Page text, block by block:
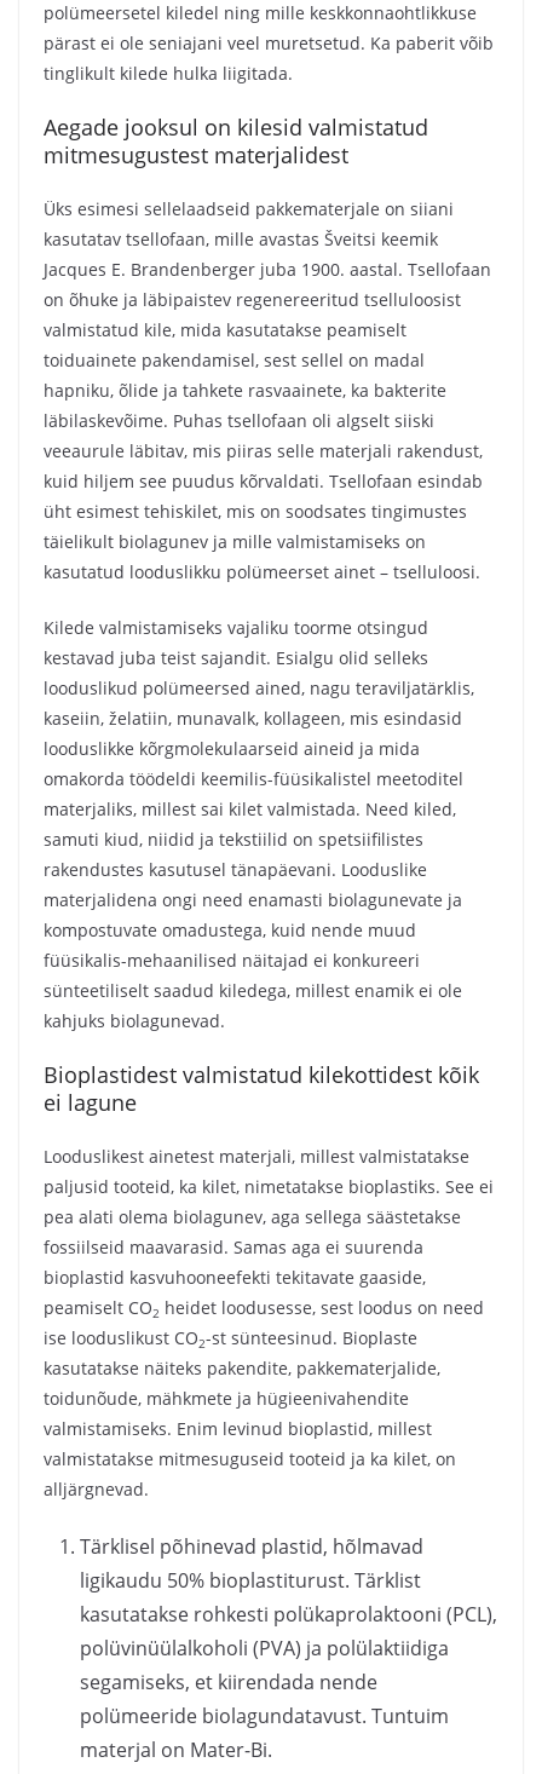
polümeersetel kiledel ning mille keskkonnaohtlikkuse
pärast ei ole seniajani veel muretsetud. Ka paberit võib
tinglikult kilede hulka liigitada.
Aegade jooksul on kilesid valmistatud
mitmesugustest materjalidest
Üks esimesi sellelaadseid pakkematerjale on siiani
kasutatav tsellofaan, mille avastas Šveitsi keemik
Jacques E. Brandenberger juba 1900. aastal. Tsellofaan
on õhuke ja läbipaistev regenereeritud tselluloosist
valmistatud kile, mida kasutatakse peamiselt
toiduainete pakendamisel, sest sellel on madal
hapniku, õlide ja tahkete rasvaainete, ka bakterite
läbilaskevõime. Puhas tsellofaan oli algselt siiski
veeaurule läbitav, mis piiras selle materjali rakendust,
kuid hiljem see puudus kõrvaldati. Tsellofaan esindab
üht esimest tehiskilet, mis on soodsates tingimustes
täielikult biolagunev ja mille valmistamiseks on
kasutatud looduslikku polümeerset ainet – tselluloosi.
Kilede valmistamiseks vajaliku toorme otsingud
kestavad juba teist sajandit. Esialgu olid selleks
looduslikud polümeersed ained, nagu teraviljatärklis,
kaseiin, želatiin, munavalk, kollageen, mis esindasid
looduslikke kõrgmolekulaarseid aineid ja mida
omakorda töödeldi keemilis-füüsikalistel meetoditel
materjaliks, millest sai kilet valmistada. Need kiled,
samuti kiud, niidid ja tekstiilid on spetsiifilistes
rakendustes kasutusel tänapäevani. Looduslike
materjalidena ongi need enamasti biolagunevate ja
kompostuvate omadustega, kuid nende muud
füüsikalis-mehaanilised näitajad ei konkureeri
sünteetiliselt saadud kiledega, millest enamik ei ole
kahjuks biolagunevad.
Bioplastidest valmistatud kilekottidest kõik
ei lagune
Looduslikest ainetest materjali, millest valmistatakse
paljusid tooteid, ka kilet, nimetatakse bioplastiks. See ei
pea alati olema biolagunev, aga sellega säästetakse
fossiilseid maavarasid. Samas aga ei suurenda
bioplastid kasvuhooneefekti tekitavate gaaside,
peamiselt CO2 heidet loodusesse, sest loodus on need
ise looduslikust CO2-st sünteesinud. Bioplaste
kasutatakse näiteks pakendite, pakkematerjalide,
toidunõude, mähkmete ja hügieenivahendite
valmistamiseks. Enim levinud bioplastid, millest
valmistatakse mitmesuguseid tooteid ja ka kilet, on
alljärgnevad.
Tärklisel põhinevad plastid, hõlmavad
ligikaudu 50% bioplastiturust. Tärklist
kasutatakse rohkesti polükaprolaktooni (PCL),
polüvinüülalkoholi (PVA) ja polülaktiidiga
segamiseks, et kiirendada nende
polümeeride biolagundatavust. Tuntuim
materjal on Mater-Bi.